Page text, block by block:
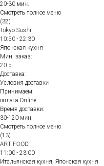
20-30 мин.
Смотреть полное меню
(32)
Tokyo Sushi
10:50 - 22:30
Японская кухня
Мин. заказ:
20 р
Доставка:
Условия доставки
Принимаем:
оплата Online
Время доставки:
30-120 мин.
Смотреть полное меню
(13)
ART FOOD
11:00 - 23:00
Итальянская кухня, Японская кухня